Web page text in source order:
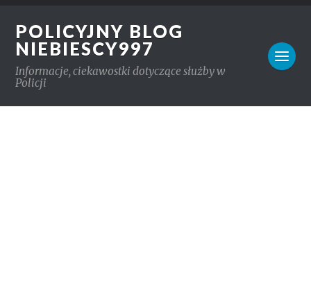
POLICYJNY BLOG
NIEBIESCY997
Informacje, ciekawostki dotyczące służby w
Policji